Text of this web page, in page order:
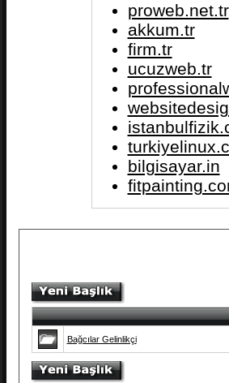
proweb.net.tr
akkum.tr
firm.tr
ucuzweb.tr
bilgisayar.in
Bağcılar Gelinlikçi